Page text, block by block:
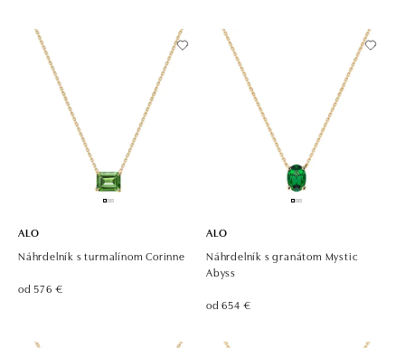
ALO
Náhrdelník s turmalínom Corinne
od 576 €
ALO
Náhrdelník s granátom Mystic
Abyss
od 654 €